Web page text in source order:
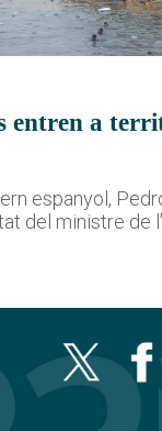
entren a
espanyol,
del ministre de